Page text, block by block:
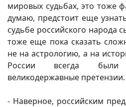
мировых судьбах, это тоже
думаю, предстоит еще
судьбе российского народа
тоже еще пока сказать
не на астрологию, а на
России всегда
великодержавные претензии.
- Наверное, российским